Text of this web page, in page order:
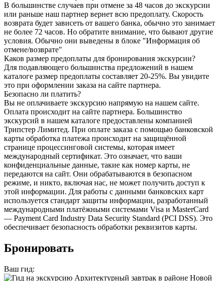
В большинстве случаев при отмене за 48 часов до экскурсии
или раньше наш партнер вернет всю предоплату. Скорость
возврата будет зависеть от вашего банка, обычно это занимает
не более 72 часов. Но обратите внимание, что бывают другие
условия. Обычно они выведены в блоке "Информация об
отмене/возврате"
Каков размер предоплаты для бронирования экскурсии?
Для подавляющего большинства предложений в нашем
каталоге размер предоплаты составляет 20-25%. Вы увидите
это при оформлении заказа на сайте партнера.
Безопасно ли платить?
Вы не оплачиваете экскурсию напрямую на нашем сайте.
Оплата происходит на сайте партнера. Большинство
экскурсий в нашем каталоге предоставлены компанией
Трипстер Лимитед. При оплате заказа с помощью банковской
карты обработка платежа происходит на защищённой
странице процессинговой системы, которая имеет
международный сертификат. Это означает, что ваши
конфиденциальные данные, такие как номер карты, не
передаются на сайт. Они обрабатываются в безопасном
режиме, и никто, включая нас, не может получить доступ к
этой информации. Для работы с данными банковских карт
используется стандарт защиты информации, разработанный
международными платёжными системами Visa и MasterCard
— Payment Card Industry Data Security Standard (PCI DSS). Это
обеспечивает безопасность обработки реквизитов карты.
Бронировать
Ваш гид: